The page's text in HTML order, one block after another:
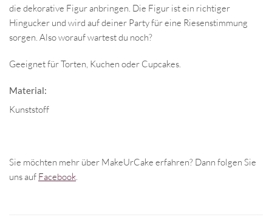
die dekorative Figur anbringen. Die Figur ist ein richtiger
Hingucker und wird auf deiner Party für eine Riesenstimmung
sorgen. Also worauf wartest du noch?
Geeignet für Torten, Kuchen oder Cupcakes.
Material:
Kunststoff
Sie möchten mehr über MakeUrCake erfahren? Dann folgen Sie
uns auf Facebook.